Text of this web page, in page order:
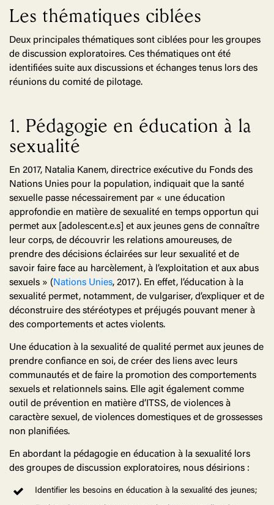
Les thématiques ciblées
Deux principales thématiques sont ciblées pour les groupes
de discussion exploratoires. Ces thématiques ont été
identifiées suite aux discussions et échanges tenus lors des
réunions du comité de pilotage.
1. Pédagogie en éducation à la
sexualité
En 2017, Natalia Kanem, directrice exécutive du Fonds des
Nations Unies pour la population, indiquait que la santé
sexuelle passe nécessairement par « une éducation
approfondie en matière de sexualité en temps opportun qui
permet aux [adolescent.e.s] et aux jeunes gens de connaître
leur corps, de découvrir les relations amoureuses, de
prendre des décisions éclairées sur leur sexualité et de
savoir faire face au harcèlement, à l’exploitation et aux abus
sexuels » (Nations Unies, 2017). En effet, l’éducation à la
sexualité permet, notamment, de vulgariser, d’expliquer et de
déconstruire des stéréotypes et préjugés pouvant mener à
des comportements et actes violents.
Une éducation à la sexualité de qualité permet aux jeunes de
prendre confiance en soi, de créer des liens avec leurs
communautés et de faire la promotion des comportements
sexuels et relationnels sains. Elle agit également comme
outil de prévention en matière d’ITSS, de violences à
caractère sexuel, de violences domestiques et de grossesses
non planifiées.
En abordant la pédagogie en éducation à la sexualité lors
des groupes de discussion exploratoires, nous désirions :
Identifier les besoins en éducation à la sexualité des jeunes;